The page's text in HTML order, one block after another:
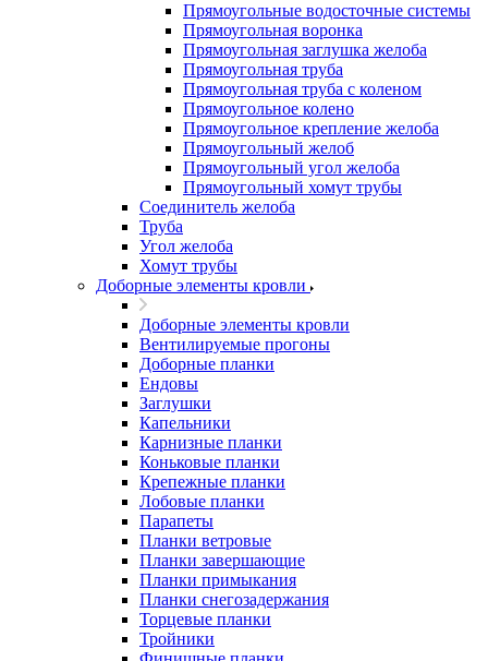
Прямоугольные водосточные системы
Прямоугольная воронка
Прямоугольная заглушка желоба
Прямоугольная труба
Прямоугольная труба c коленом
Прямоугольное колено
Прямоугольное крепление желоба
Прямоугольный желоб
Прямоугольный угол желоба
Прямоугольный хомут трубы
Соединитель желоба
Труба
Угол желоба
Хомут трубы
Доборные элементы кровли
Доборные элементы кровли
Вентилируемые прогоны
Доборные планки
Ендовы
Заглушки
Капельники
Карнизные планки
Коньковые планки
Крепежные планки
Лобовые планки
Парапеты
Планки ветровые
Планки завершающие
Планки примыкания
Планки снегозадержания
Торцевые планки
Тройники